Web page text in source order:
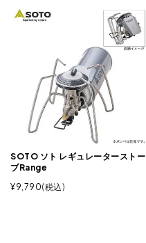
SOTO ソト レギュレーターストー
ブRange
¥9,790 税込